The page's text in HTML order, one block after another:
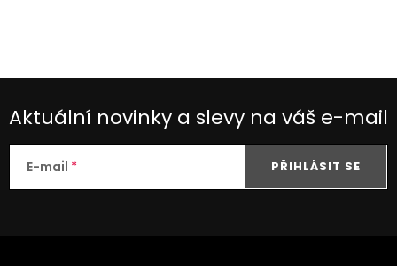
Aktuální novinky a slevy na váš e-mail
E-mail PŘIHLÁSIT SE